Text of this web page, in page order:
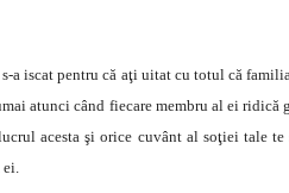
a iscat pentru că aţi uitat cu totul că
atunci când fiecare membru al ei ridică
acesta şi orice cuvânt al soţiei tale te
ei.